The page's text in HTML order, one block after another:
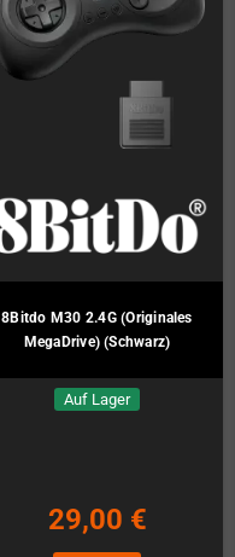
8Bitdo M30 2.4G (Originales
MegaDrive) (Schwarz)
Auf Lager
29,00 €